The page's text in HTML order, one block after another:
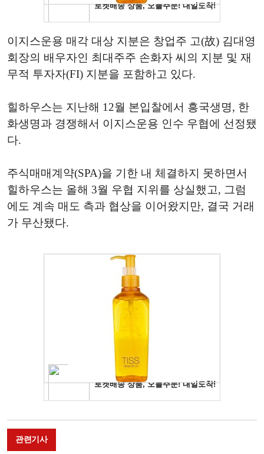
이지스운용 매각 대상 지분은 창업주 고(故) 김대영
회장의 배우자인 최대주주 손화자 씨의 지분 및 재
무적 투자자(FI) 지분을 포함하고 있다.
힐하우스는 지난해 12월 본입찰에서 흥국생명, 한
화생명과 경쟁해서 이지스운용 인수 우협에 선정됐
다.
주식매매계약(SPA)을 기한 내 체결하지 못하면서
힐하우스는 올해 3월 우협 지위를 상실했고, 그럼
에도 계속 매도 측과 협상을 이어왔지만, 결국 거래
가 무산됐다.
관련기사